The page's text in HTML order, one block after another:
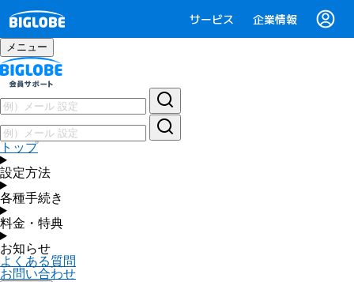
サービス 企業情報
メニュー
トップ
設定方法
各種手続き
料金・特典
お知らせ
よくある質問
お問い合わせ